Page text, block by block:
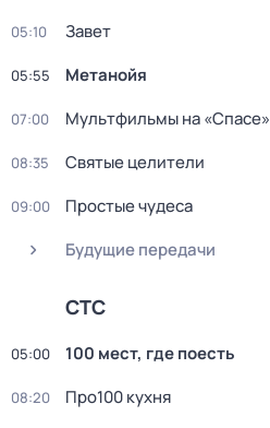
05:10 Зaвeт
05:55 Mетанoйя
07:00 Мультфильмы на «Спасе»
08:35 Святые целители
09:00
Простые чудеса
Будущие передачи
СТС
05:00 100 мест, где поесть
08:20 Пpo100 кухня